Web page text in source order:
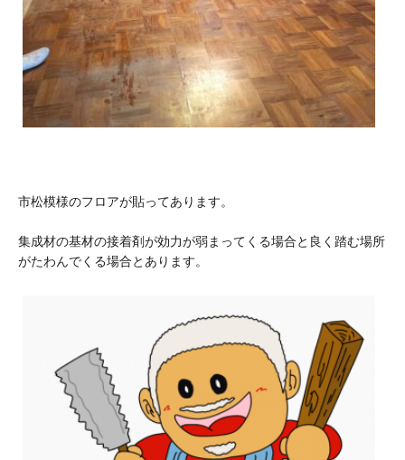
市松模様のフロアが貼ってあります。
集成材の基材の接着剤が効力が弱まってくる場合と良く踏む場所
がたわんでくる場合とあります。